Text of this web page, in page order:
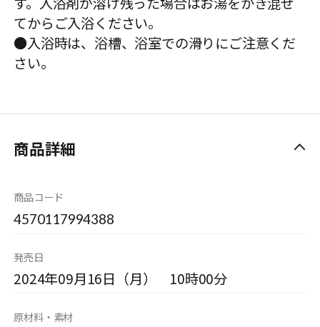
てからご入浴ください。
●入浴時は、浴槽、浴室での滑りにご注意くだ
さい。
商品詳細
商品コード
4570117994388
発売日
2024年09月16日（月） 10時00分
原材料・素材